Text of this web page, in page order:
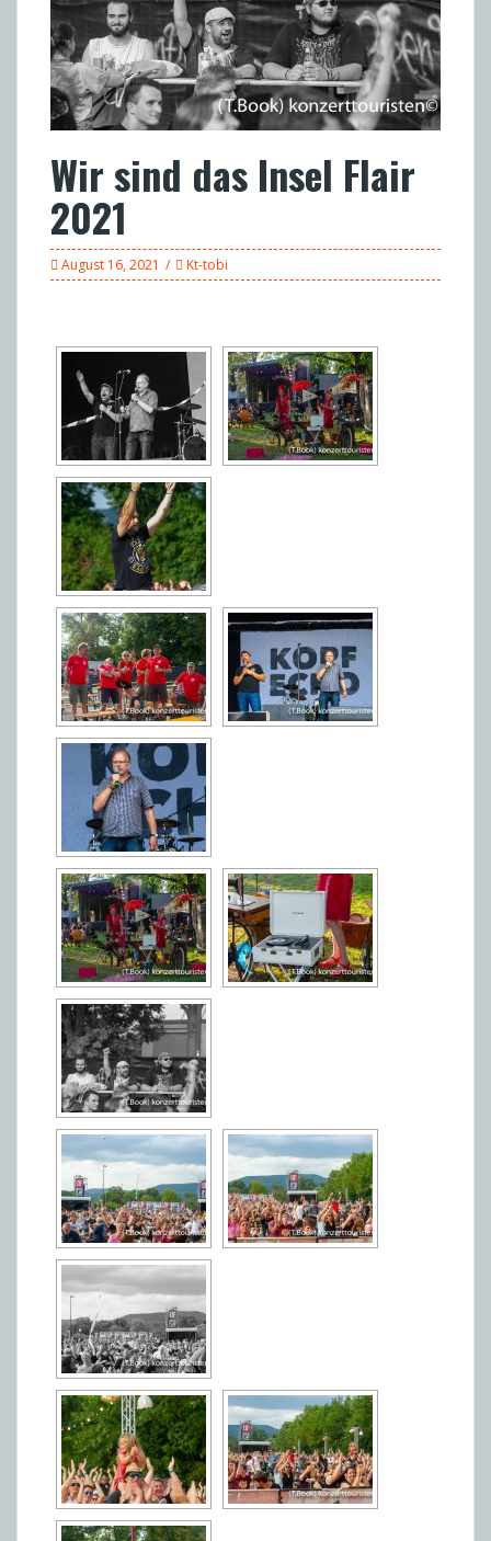
Wir sind das Insel Flair
2021
August 16, 2021 Kt-tobi